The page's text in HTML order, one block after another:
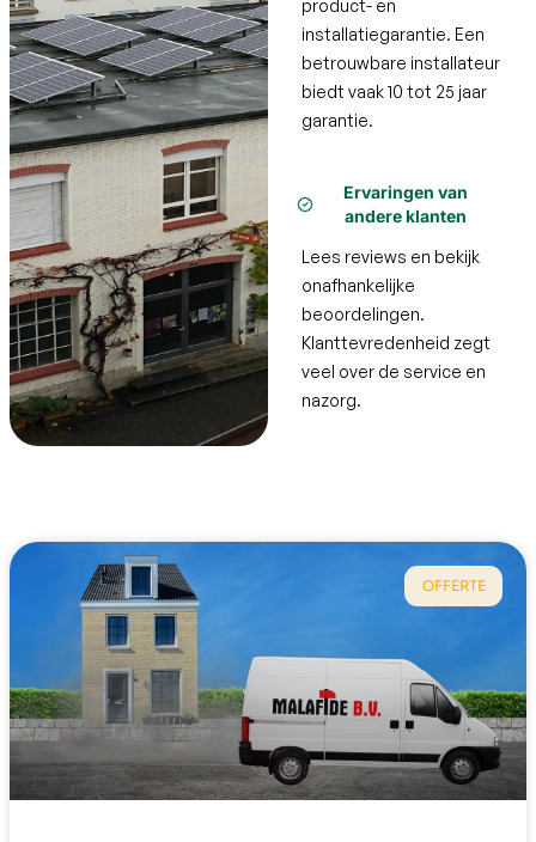
product- en
installatiegarantie. Een
betrouwbare installateur
biedt vaak 10 tot 25 jaar
garantie.
Ervaringen van
andere klanten
Lees reviews en bekijk
onafhankelijke
beoordelingen.
Klanttevredenheid zegt
veel over de service en
nazorg.
OFFERTE